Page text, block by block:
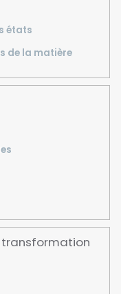
états
de la matière
transformation